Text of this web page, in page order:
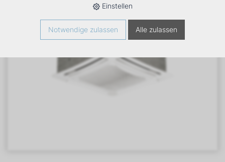
Einstellen
Notwendige zulassen Alle zulassen